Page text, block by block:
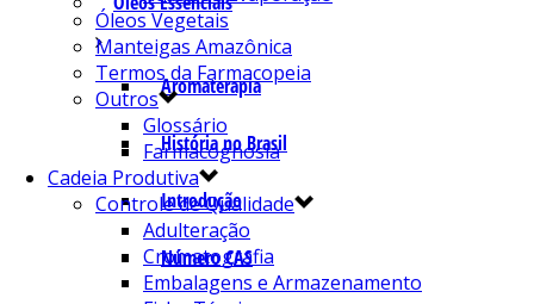
Aromaterapia
História no Brasil
Introdução
Número CAS
Óleos Vegetais
Manteigas Amazônica
Termos da Farmacopeia
Outros
Glossário
Farmacognosia
Cadeia Produtiva
Controle de Qualidade
Adulteração
Cromatografia
Embalagens e Armazenamento